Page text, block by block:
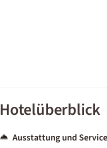
Hotelüberblick
Ausstattung und Service